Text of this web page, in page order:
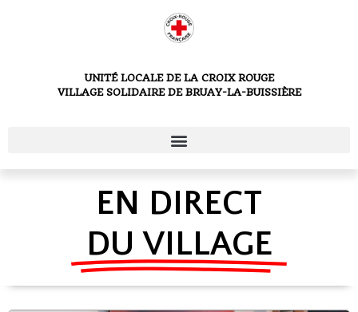
UNITÉ LOCALE DE LA CROIX ROUGE
VILLAGE SOLIDAIRE DE BRUAY-LA-BUISSIÈRE
EN DIRECT
DU VILLAGE